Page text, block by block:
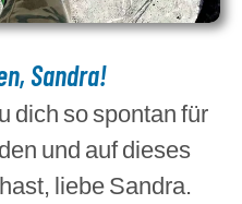
Sandra!
dich so spontan für
und auf dieses
liebe Sandra.